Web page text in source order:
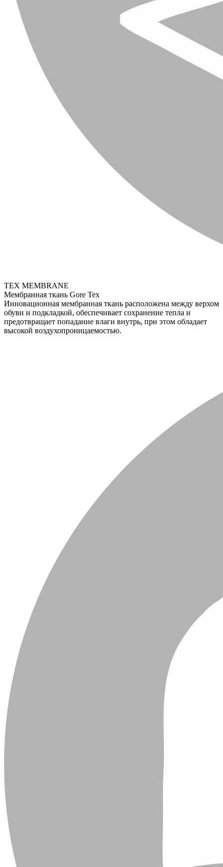
TEX MEMBRANE
Мембранная ткань Gore Tex
Инновационная мембранная ткань расположена между верхом
обуви и подкладкой, обеспечивает сохранение тепла и
предотвращает попадание влаги внутрь, при этом обладает
высокой воздухопроницаемостью.